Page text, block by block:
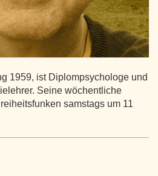
1959, ist Diplompsychologe und
Seine wöchentliche
samstags um 11